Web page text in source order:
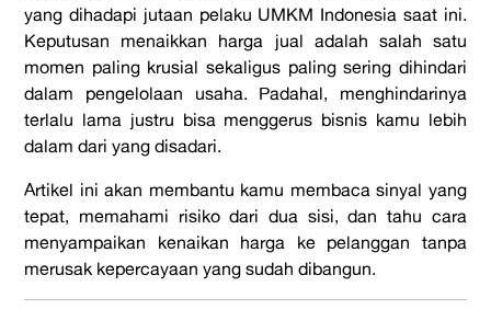
yang dihadapi jutaan pelaku UMKM Indonesia saat ini.
Keputusan menaikkan harga jual adalah salah satu
momen paling krusial sekaligus paling sering dihindari
dalam pengelolaan usaha. Padahal, menghindarinya
terlalu lama justru bisa menggerus bisnis kamu lebih
dalam dari yang disadari.
Artikel ini akan membantu kamu membaca sinyal yang
tepat, memahami risiko dari dua sisi, dan tahu cara
menyampaikan kenaikan harga ke pelanggan tanpa
merusak kepercayaan yang sudah dibangun.